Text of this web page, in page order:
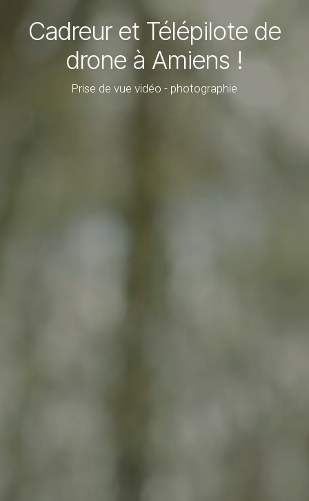
Cadreur et Télépilote de
drone à Amiens !
Prise de vue vidéo - photographie